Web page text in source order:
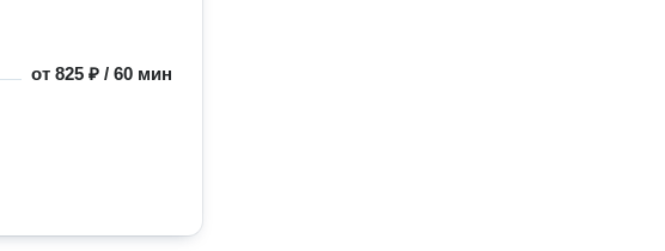
от825 ₽ / 60 мин